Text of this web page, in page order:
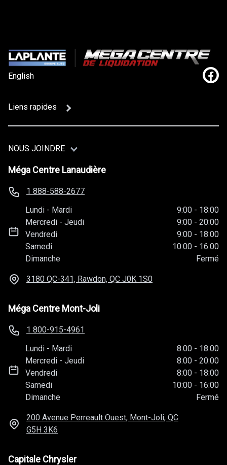
English
Liens rapides
NOUS JOINDRE
Méga Centre Lanaudière
1 888-588-2677
Lundi - Mardi 9:00 - 18:00
Mercredi -Jeudi 9:00 - 20:00
Vendredi
9:00 - 18:00
Samedi
10:00 - 16:00
Dimanche
Fermé
3180 QC-341, Rawdon, QC J0K 1S0
Méga Centre Mont-Joli
1 800-915-4961
Lundi - Mardi 8:00 - 18:00
Mercredi -Jeudi 8:00 - 20:00
Vendredi
8:00 - 18:00
Samedi
10:00 - 16:00
Dimanche
Fermé
200 Avenue Perreault Ouest, Mont-Joli, QC
G5H 3K6
Capitale Chrysler